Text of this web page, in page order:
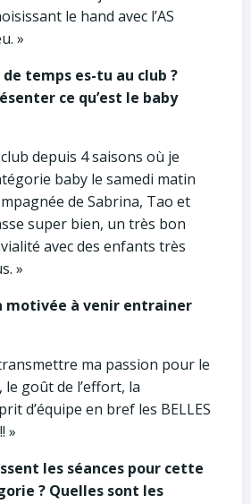
le hand avec l’AS
»
temps es-tu au club ?
ce qu’est le baby
club depuis 4 saisons où je
baby le samedi matin
de Sabrina, Tao et
super bien, un très bon
avec des enfants très
»
motivée à venir entrainer
transmettre ma passion pour le
goût de l’effort, la
d’équipe en bref les BELLES
»
les séances pour cette
? Quelles sont les